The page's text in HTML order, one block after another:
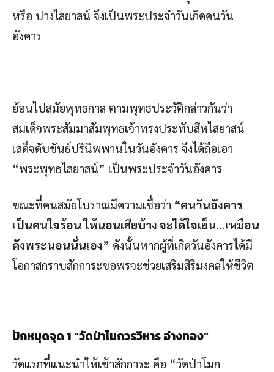
หรือ ปางไสยาสน์ จึงเป็นพระประจำวันเกิดคนวัน
อังคาร
ย้อนไปสมัยพุทธกาล ตามพุทธประวัติกล่าวกันว่า
สมเด็จพระสัมมาสัมพุทธเจ้าทรงประทับสีหไสยาสน์
เสด็จดับขันธ์ปรินิพพานในวันอังคาร จึงได้ถือเอา
“พระพุทธไสยาสน์” เป็นพระประจำวันอังคาร
ขณะที่คนสมัยโบราณมีความเชื่อว่า “คนวันอังคาร
เป็นคนใจร้อน ให้นอนเสียบ้าง จะได้ใจเย็น…เหมือน
ดังพระนอนนั่นเอง” ดังนั้นหากผู้ที่เกิดวันอังคารได้มี
โอกาสกราบสักการะขอพรจะช่วยเสริมสิริมงคลให้ชีวิต
ปักหมุดจุด 1 “วัดป่าโมกวรวิหาร อ่างทอง”
วัดแรกที่แนะนำให้เข้าสักการะ คือ “วัดป่าโมก